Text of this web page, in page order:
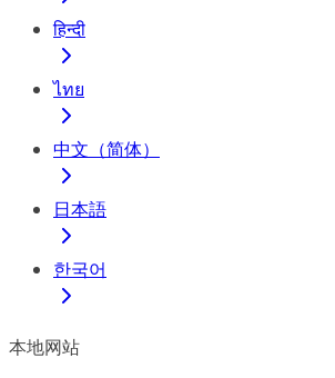
हिन्दी
ไทย
中文（简体）
日本語
한국어
本地网站